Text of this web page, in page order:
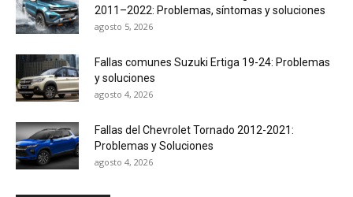
2011–2022: Problemas, síntomas y soluciones
agosto 5, 2026
Fallas comunes Suzuki Ertiga 19-24: Problemas
y soluciones
agosto 4, 2026
Fallas del Chevrolet Tornado 2012-2021:
Problemas y Soluciones
agosto 4, 2026